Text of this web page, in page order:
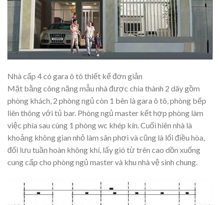
Nhà cấp 4 có gara ô tô thiết kế đơn giản
Mặt bằng công năng mẫu nhà được chia thành 2 dãy gồm
phòng khách, 2 phòng ngủ còn 1 bên là gara ô tô, phòng bếp
liên thông với tủ bar. Phòng ngủ master kết hợp phòng làm
việc phía sau cùng 1 phòng wc khép kín. Cuối hiên nhà là
khoảng không gian nhỏ làm sân phơi và cũng là lối điều hòa,
đối lưu tuần hoàn không khí, lấy gió từ trên cao dồn xuống
cung cấp cho phòng ngủ master và khu nhà vệ sinh chung.